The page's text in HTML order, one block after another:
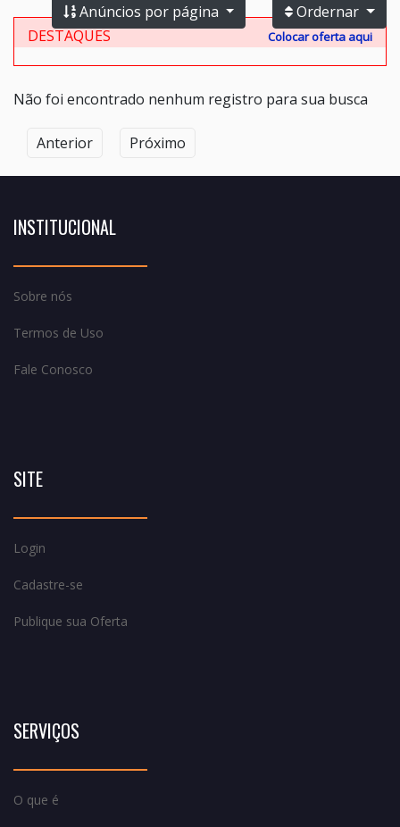
Ordernar
Anúncios por página
DESTAQUES
Colocar oferta aqui
Não foi encontrado nenhum registro para sua busca
Anterior Próximo
INSTITUCIONAL
Sobre nós
Termos de Uso
Fale Conosco
SITE
Login
Cadastre-se
Publique sua Oferta
SERVIÇOS
O que é